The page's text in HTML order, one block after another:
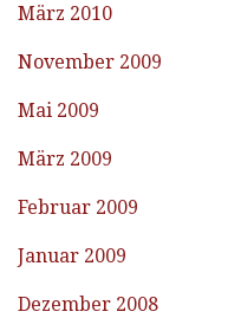
März 2010
November 2009
Mai 2009
März 2009
Februar 2009
Januar 2009
Dezember 2008